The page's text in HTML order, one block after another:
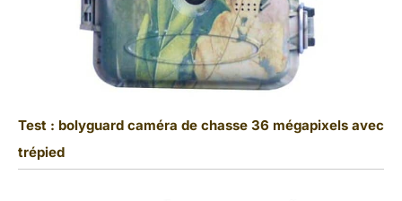
Test : bolyguard caméra de chasse 36 mégapixels avec
trépied